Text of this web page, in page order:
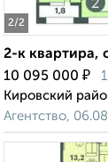
2/2
2-к квартира,
10 095 000 ₽
Кировский
Агентство,